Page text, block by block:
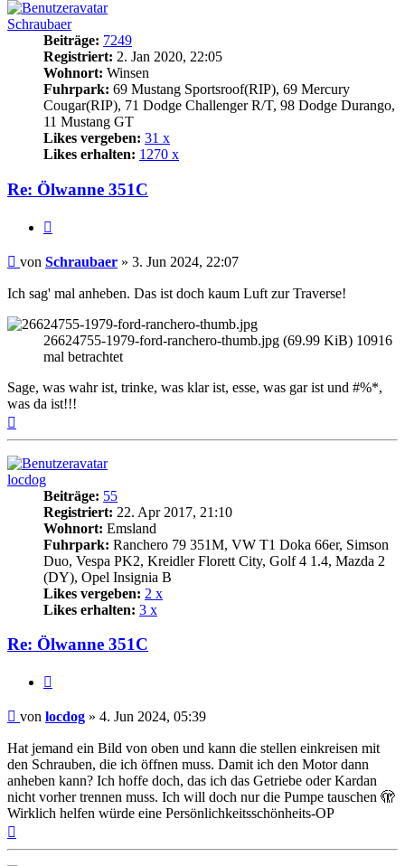
Schraubaer
Beiträge: 7249
Registriert: 2. Jan 2020, 22:05
Wohnort: Winsen
Fuhrpark: 69 Mustang Sportsroof(RIP), 69 Mercury
Cougar(RIP), 71 Dodge Challenger R/T, 98 Dodge Durango,
11 Mustang GT
Likes vergeben: 31 x
Likes erhalten: 1270 x
Re: Ölwanne 351C
Beitrag
von Schraubaer » 3. Jun 2024, 22:07
Ich sag' mal anheben. Das ist doch kaum Luft zur Traverse!
26624755-1979-ford-ranchero-thumb.jpg (69.99 KiB) 10916
mal betrachtet
Sage, was wahr ist, trinke, was klar ist, esse, was gar ist und #%*,
was da ist!!!
locdog
Beiträge: 55
Registriert: 22. Apr 2017, 21:10
Wohnort: Emsland
Fuhrpark: Ranchero 79 351M, VW T1 Doka 66er, Simson
Duo, Vespa PK2, Kreidler Florett City, Golf 4 1.4, Mazda 2
(DY), Opel Insignia B
Likes vergeben: 2 x
Likes erhalten: 3 x
Re: Ölwanne 351C
Beitrag
von locdog » 4. Jun 2024, 05:39
Hat jemand ein Bild von oben und kann die stellen einkreisen mit
den Schrauben, die ich öffnen muss. Damit ich den Motor dann
anheben kann? Ich hoffe doch, das ich das Getriebe oder Kardan
nicht vorher trennen muss. Ich will doch nur die Pumpe tauschen 🫣
Wirklich helfen würde eine Persönlichkeitsschönheits-OP